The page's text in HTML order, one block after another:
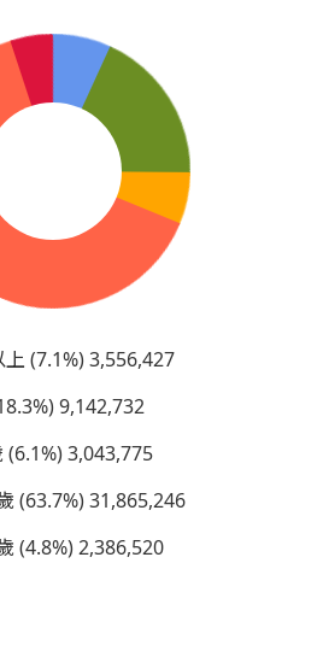
(7.1%) 3,556,427
9,142,732
(6.1%) 3,043,775
(63.7%) 31,865,246
(4.8%) 2,386,520